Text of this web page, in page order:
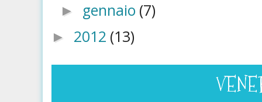
► gennaio (7)
► 2012 (13)